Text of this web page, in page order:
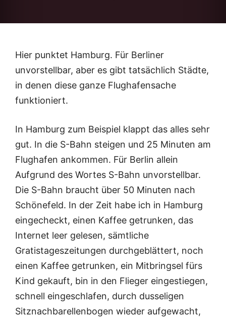
Hier punktet Hamburg. Für Berliner
unvorstellbar, aber es gibt tatsächlich Städte,
in denen diese ganze Flughafensache
funktioniert.
In Hamburg zum Beispiel klappt das alles sehr
gut. In die S-Bahn steigen und 25 Minuten am
Flughafen ankommen. Für Berlin allein
Aufgrund des Wortes S-Bahn unvorstellbar.
Die S-Bahn braucht über 50 Minuten nach
Schönefeld. In der Zeit habe ich in Hamburg
eingecheckt, einen Kaffee getrunken, das
Internet leer gelesen, sämtliche
Gratistageszeitungen durchgeblättert, noch
einen Kaffee getrunken, ein Mitbringsel fürs
Kind gekauft, bin in den Flieger eingestiegen,
schnell eingeschlafen, durch dusseligen
Sitznachbarellenbogen wieder aufgewacht,